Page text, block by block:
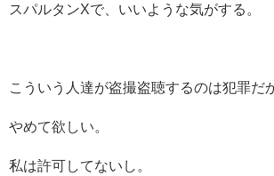
スパルタンXで、いいような気がする。
こういう人達が盗撮盗聴するのは犯罪だ
やめて欲しい。
私は許可してないし。